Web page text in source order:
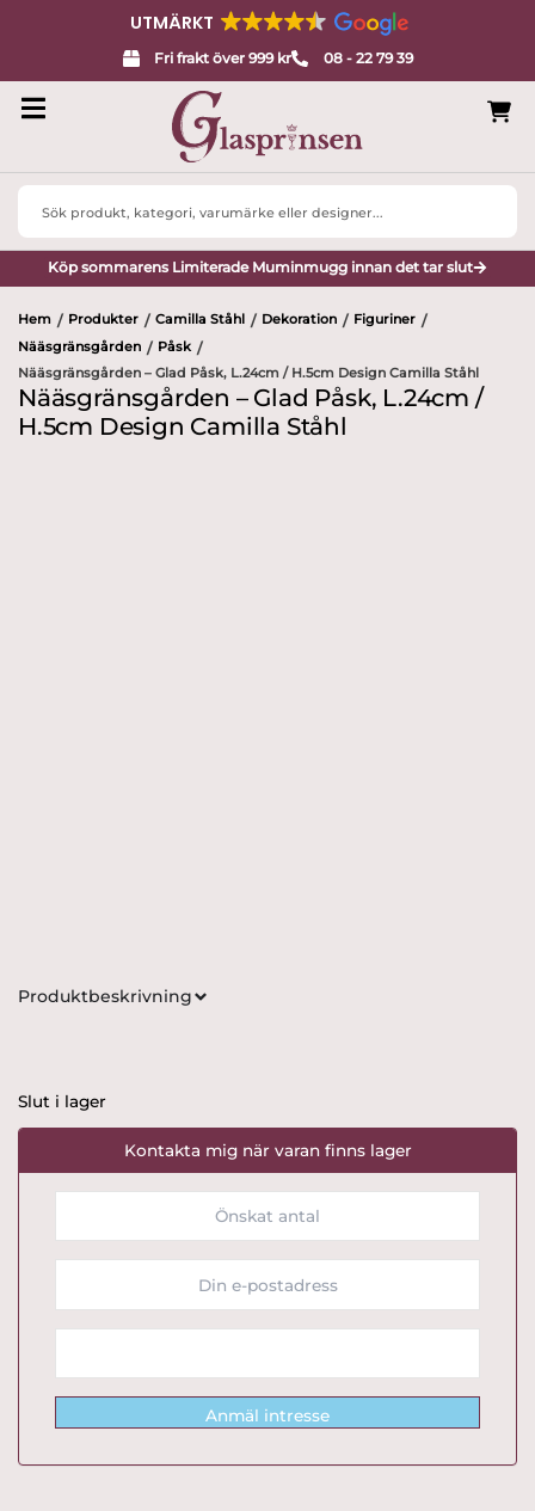
UTMÄRKT
Fri frakt över 999 kr 08 - 22 79 39
Search
Köp sommarens Limiterade Muminmugg innan det tar slut
Hem / Produkter / Camilla Ståhl / Dekoration / Figuriner /
Nääsgränsgården / Påsk /
Nääsgränsgården – Glad Påsk, L.24cm / H.5cm Design Camilla Ståhl
Nääsgränsgården – Glad Påsk, L.24cm /
H.5cm Design Camilla Ståhl
Produktbeskrivning
Slut i lager
Kontakta mig när varan finns lager
Anmäl intresse